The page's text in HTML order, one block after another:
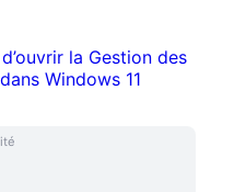
la Gestion des
Windows 11